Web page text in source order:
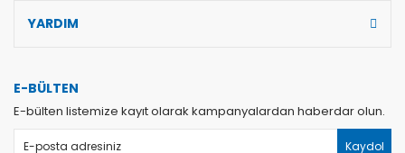
YARDIM
E-BÜLTEN
E-bülten listemize kayıt olarak kampanyalardan haberdar olun.
Kaydol